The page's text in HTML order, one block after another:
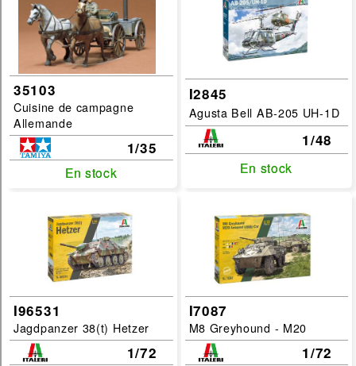
35103
Cuisine de campagne
Allemande
1/35
En stock
En stock
I2845
Agusta Bell AB-205 UH-1D
1/48
En stock
En stock
I96531
Jagdpanzer 38(t) Hetzer
1/72
I7087
M8 Greyhound - M20
1/72